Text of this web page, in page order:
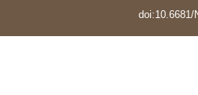
doi:10.6681/